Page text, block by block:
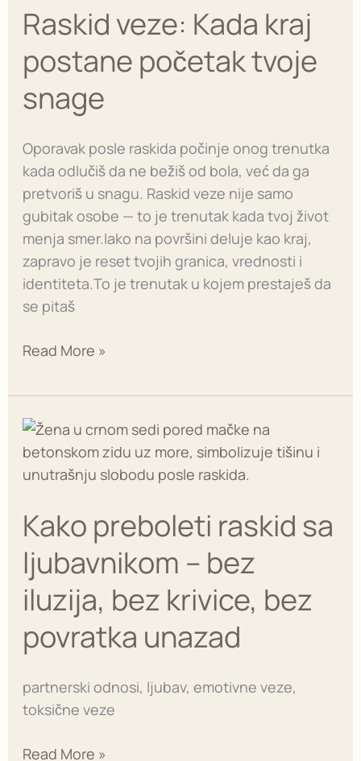
Raskid veze: Kada kraj
postane početak tvoje
snage
Oporavak posle raskida počinje onog trenutka
kada odlučiš da ne bežiš od bola, već da ga
pretvoriš u snagu. Raskid veze nije samo
gubitak osobe — to je trenutak kada tvoj život
menja smer.Iako na površini deluje kao kraj,
zapravo je reset tvojih granica, vrednosti i
identiteta.To je trenutak u kojem prestaješ da
se pitaš
kraj
postane
početak
tvoje
snage
Read More »
Kako preboleti raskid sa
ljubavnikom – bez
iluzija, bez krivice, bez
povratka unazad
partnerski odnosi, ljubav, emotivne veze,
toksične veze
Kako
preboleti
raskid
ljubavnikom
–
bez
iluzija,
bez
krivice,
bez
unazad
Read More »